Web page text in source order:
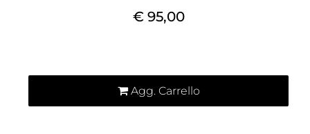
€ 95,00
Agg. Carrello